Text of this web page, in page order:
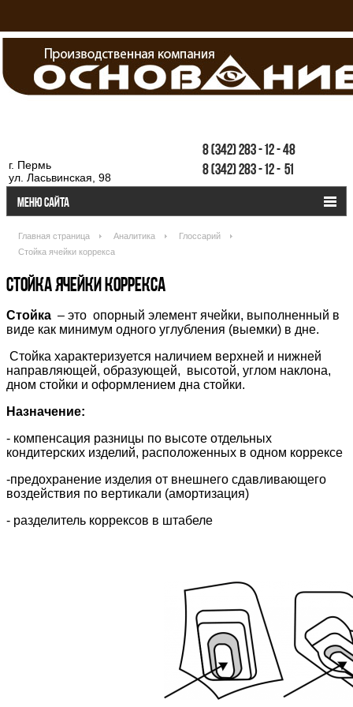
г. Пермь
ул. Ласьвинская, 98
8(342)283-12-48
8(342)283-12- 51
Меню сайта
Главная страница Аналитика
Глоссарий
Стойка ячейки коррекса
СТОЙКА ЯЧЕЙКИ КОРРЕКСА
Стойка – это опорный элемент ячейки, выполненный в
виде как минимум одного углубления (выемки) в дне.
Стойка характеризуется наличием верхней и нижней
направляющей, образующей, высотой, углом наклона,
дном стойки и оформлением дна стойки.
Назначение:
- компенсация разницы по высоте отдельных
кондитерских изделий, расположенных в одном коррексе
-предохранение изделия от внешнего сдавливающего
воздействия по вертикали (амортизация)
- разделитель коррексов в штабеле